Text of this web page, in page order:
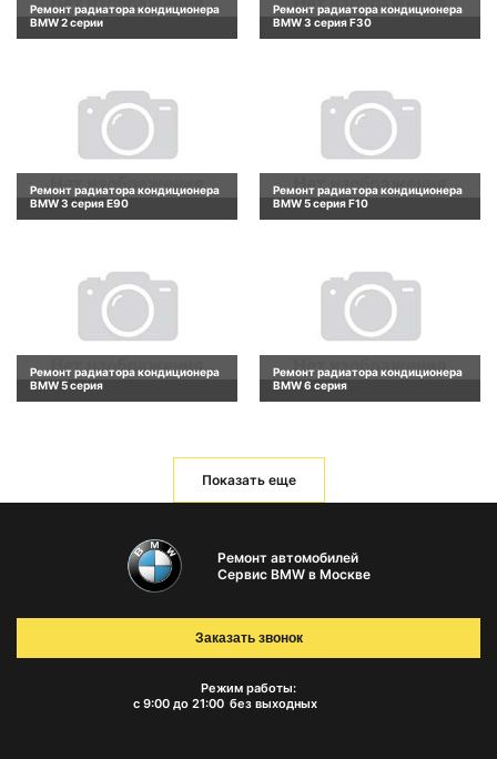
Ремонт радиатора кондиционера
BMW 2 серии
Ремонт радиатора кондиционера
BMW 3 серия F30
Ремонт радиатора кондиционера
BMW 3 серия E90
Ремонт радиатора кондиционера
BMW 5 серия F10
Ремонт радиатора кондиционера
BMW 5 серия
Ремонт радиатора кондиционера
BMW 6 серия
Показать еще
Ремонт автомобилей
Сервис BMW в Москве
Режим работы:
с 9:00 до 21:00 без выходных
Заказать звонок